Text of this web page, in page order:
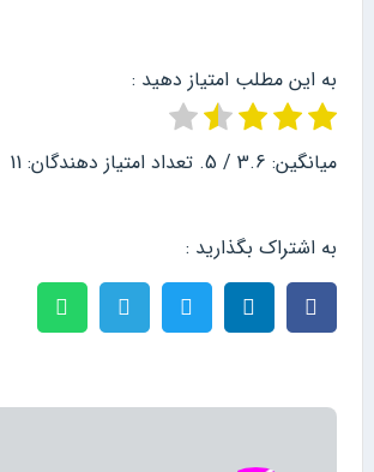
به این مطلب امتیاز دهید :
میانگین: 3.6 / 5. تعداد امتیاز دهندگان: 11
به اشتراک بگذارید :